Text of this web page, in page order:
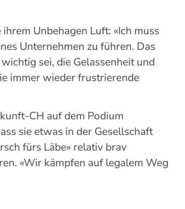
ihrem Unbehagen Luft: «Ich muss
Unternehmen zu führen. Das
sei, die Gelassenheit und
immer wieder frustrierende
CH auf dem Podium
sie etwas in der Gesellschaft
fürs Läbe» relativ brav
«Wir kämpfen auf legalem Weg